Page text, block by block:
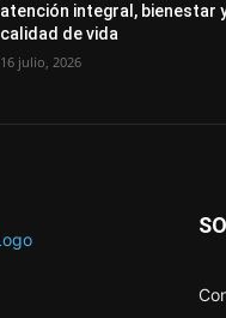
atención integral, bienestar
calidad de vida
16 julio, 2026